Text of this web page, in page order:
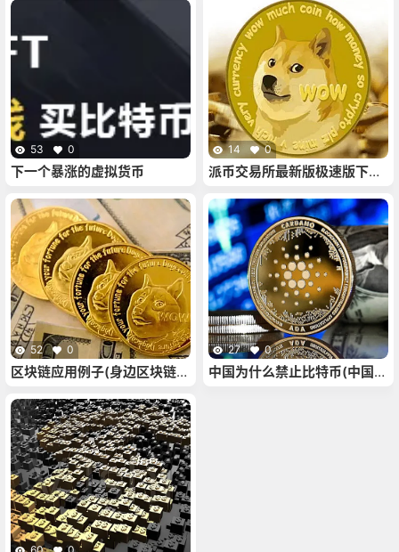
53 0
下一个暴涨的虚拟货币
14 0
派币交易所最新版极速版下载_
52 0
区块链应用例子(身边区块链的
27 0
中国为什么禁止比特币(中国为